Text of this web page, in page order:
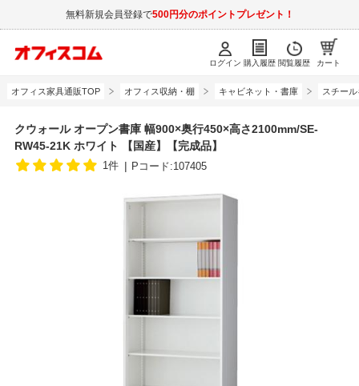
無料新規会員登録で500円分のポイントプレゼント！
ログイン 購入履歴 閲覧履歴 カート
オフィス家具通販TOP オフィス収納・棚 キャビネット・書庫 スチー
クウォール オープン書庫 幅900×奥行450×高さ2100mm/SE-
RW45-21K ホワイト 【国産】【完成品】
1件 Pコード:107405